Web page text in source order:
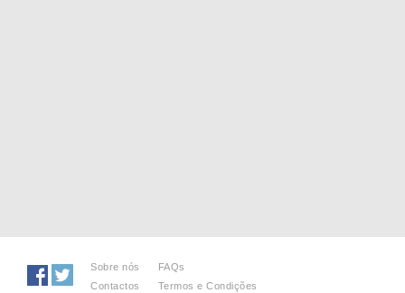
Sobre nós
Contactos
FAQs
Termos e Condições